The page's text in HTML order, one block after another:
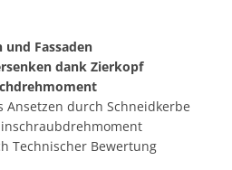
und Fassaden
dank Zierkopf
Ansetzen durch Schneidkerbe
Technischer Bewertung